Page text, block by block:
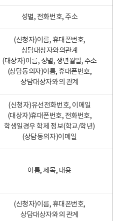
성별, 전화번호, 주소
(신청자)이름, 휴대폰번호,
상담대상자와의관계
(대상자)이름, 성별, 생년월일, 주소
(상담동의자)이름, 휴대폰번호,
상담대상자와의 관계
(신청자)유선전화번호, 이메일
(대상자)휴대폰번호, 전화번호,
학생일경우 학제 정보(학교/학년)
(상담동의자)이메일
이름, 제목, 내용
(신청자)이름, 휴대폰번호,
상담대상자와의 관계